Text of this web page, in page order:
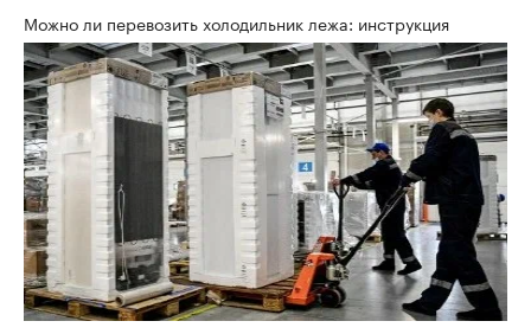
Можно ли перевозить холодильник лежа: инструкция